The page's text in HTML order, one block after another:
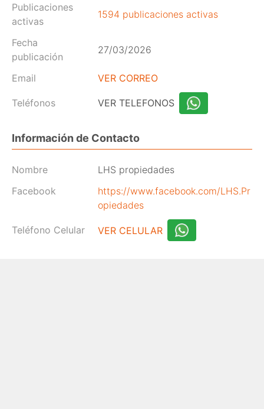
Publicaciones
activas
1594 publicaciones activas
Fecha
publicación
27/03/2026
Email VER CORREO
Teléfonos VER TELEFONOS
Información de Contacto
Nombre
LHS propiedades
Facebook
https://www.facebook.com/LHS.Pr
opiedades
Teléfono Celular VER CELULAR